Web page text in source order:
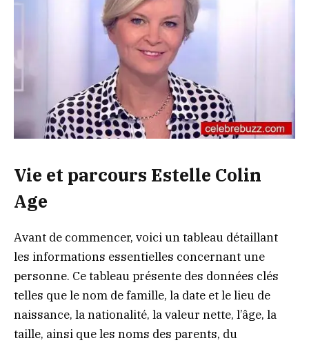
Vie et parcours Estelle Colin
Age
Avant de commencer, voici un tableau détaillant
les informations essentielles concernant une
personne. Ce tableau présente des données clés
telles que le nom de famille, la date et le lieu de
naissance, la nationalité, la valeur nette, l’âge, la
taille, ainsi que les noms des parents, du